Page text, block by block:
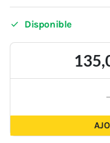
 Disponible